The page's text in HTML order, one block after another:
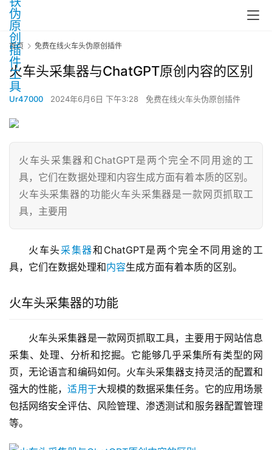
首页 免费在线火车头伪原创插件
火车头采集器与ChatGPT原创内容的区别
Ur47000 2024年6月6日 下午3:28 免费在线火车头伪原创插件
火车头采集器和ChatGPT是两个完全不同用途的工
具，它们在数据处理和内容生成方面有着本质的区别。
火车头采集器的功能火车头采集器是一款网页抓取工
具，主要用
火车头采集器和ChatGPT是两个完全不同用途的工
具，它们在数据处理和内容生成方面有着本质的区别。
火车头采集器的功能
火车头采集器是一款网页抓取工具，主要用于网站信息
采集、处理、分析和挖掘。它能够几乎采集所有类型的网
页，无论语言和编码如何。火车头采集器支持灵活的配置和
强大的性能，适用于大规模的数据采集任务。它的应用场景
包括网络安全评估、风险管理、渗透测试和服务器配置管理
等。